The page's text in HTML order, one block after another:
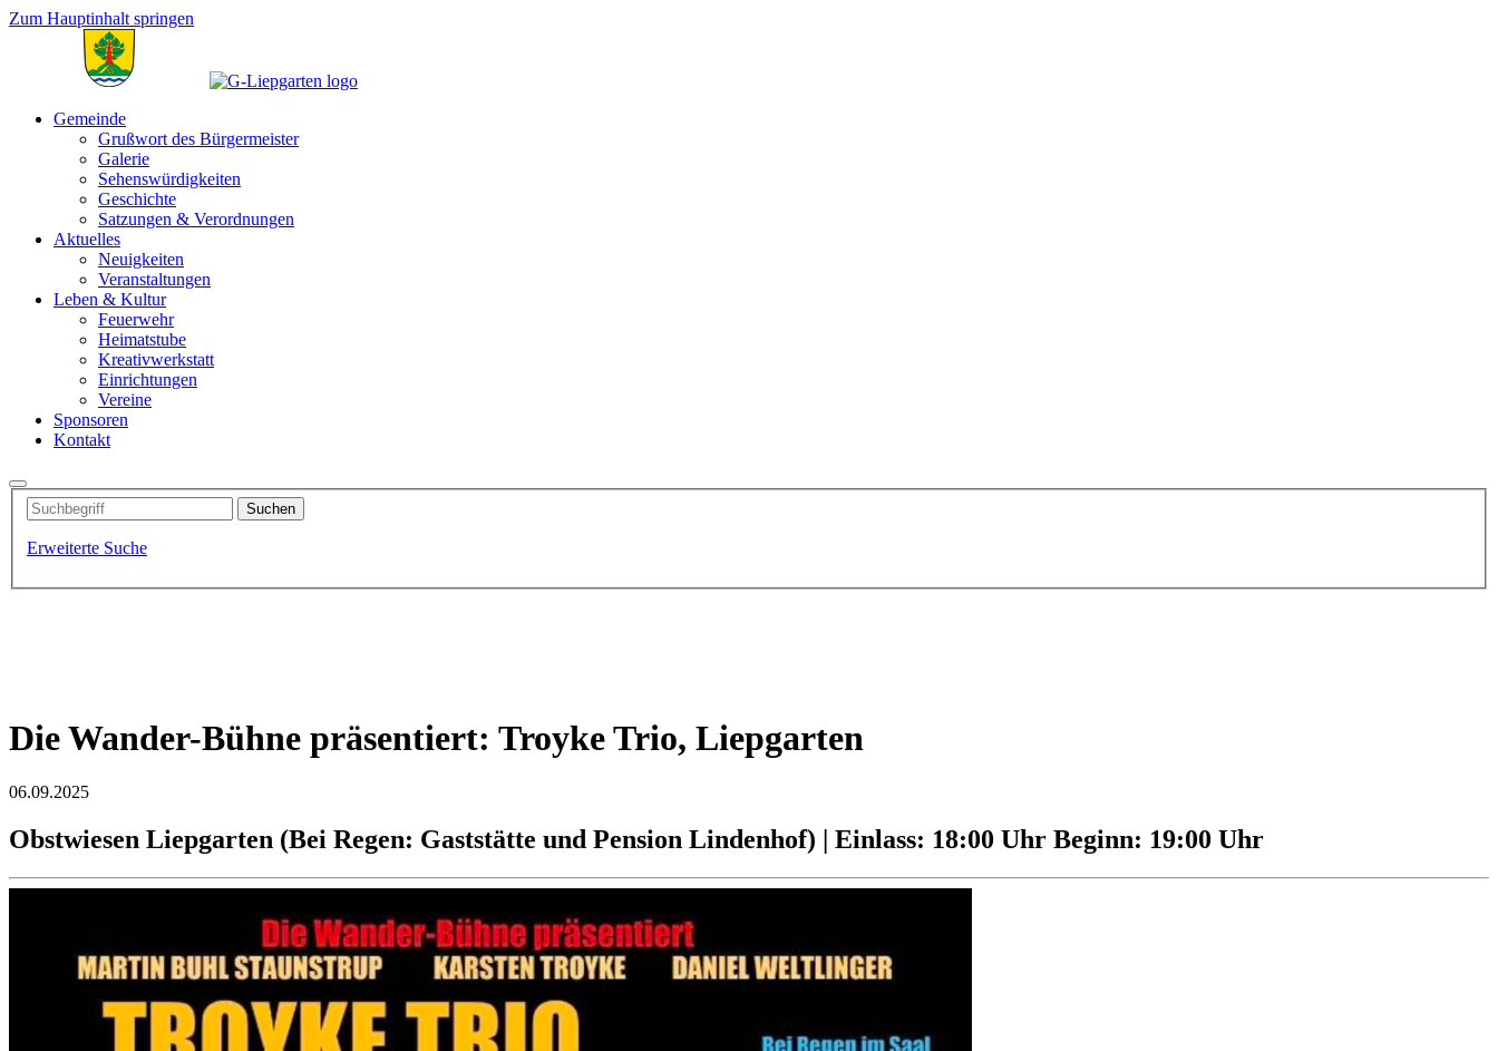
Zum Hauptinhalt springen
Gemeinde
Grußwort des Bürgermeister
Galerie
Sehenswürdigkeiten
Geschichte
Satzungen & Verordnungen
Aktuelles
Neuigkeiten
Veranstaltungen
Leben & Kultur
Feuerwehr
Heimatstube
Kreativwerkstatt
Einrichtungen
Vereine
Sponsoren
Kontakt
Erweiterte Suche
Die Wander-Bühne präsentiert: Troyke Trio, Liepgarten
06.09.2025
Obstwiesen Liepgarten (Bei Regen: Gaststätte und Pension Lindenhof) | Einlass: 18:00 Uhr Beginn: 19:00 Uhr